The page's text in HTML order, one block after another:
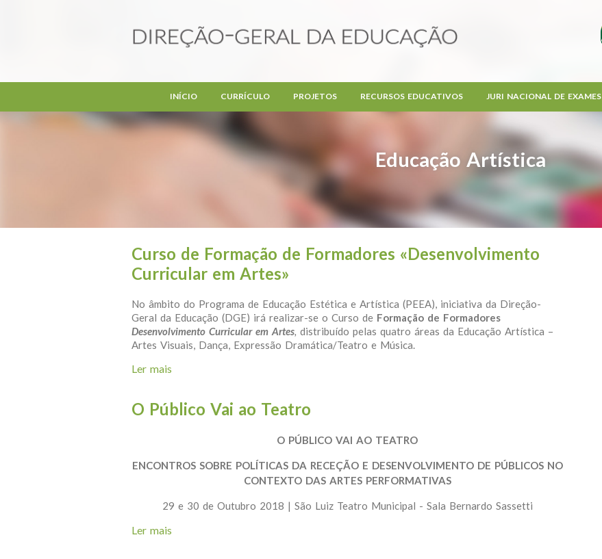
Educação Artística
INÍCIO CURRÍCULO PROJETOS RECURSOS EDUCATIVOS JURI NACIONAL DE EXAMES
Curso de Formação de Formadores «Desenvolvimento
Curricular em Artes»
No âmbito do Programa de Educação Estética e Artística (PEEA), iniciativa da Direção-
Geral da Educação (DGE) irá realizar-se o Curso de Formação de Formadores
Desenvolvimento Curricular em Artes, distribuído pelas quatro áreas da Educação Artística –
Artes Visuais, Dança, Expressão Dramática/Teatro e Música.
Ler mais
O Público Vai ao Teatro
O PÚBLICO VAI AO TEATRO
ENCONTROS SOBRE POLÍTICAS DA RECEÇÃO E DESENVOLVIMENTO DE PÚBLICOS NO
CONTEXTO DAS ARTES PERFORMATIVAS
29 e 30 de Outubro 2018 | São Luiz Teatro Municipal - Sala Bernardo Sassetti
Ler mais